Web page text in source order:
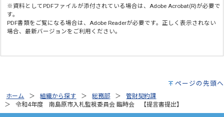
※資料としてPDFファイルが添付されている場合は、Adobe Acrobat(R)が必要で
す。
PDF書類をご覧になる場合は、Adobe Readerが必要です。正しく表示されない
場合、最新バージョンをご利用ください。
ページの先頭へ
ホーム 組織から探す 総務部
管財契約課
令和4年度 南島原市入札監視委員会 臨時会 【提言書提出】